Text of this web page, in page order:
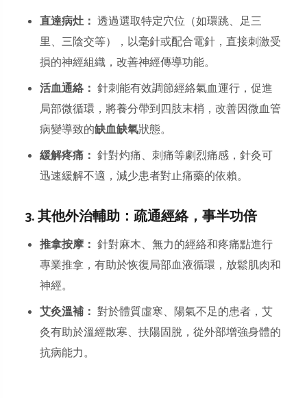
直達病灶： 透過選取特定穴位（如環跳、足三
里、三陰交等），以毫針或配合電針，直接刺激受
損的神經組織，改善神經傳導功能。
活血通絡： 針刺能有效調節經絡氣血運行，促進
局部微循環，將養分帶到四肢末梢，改善因微血管
病變導致的缺血缺氧狀態。
緩解疼痛： 針對灼痛、刺痛等劇烈痛感，針灸可
迅速緩解不適，減少患者對止痛藥的依賴。
3. 其他外治輔助：疏通經絡，事半功倍
推拿按摩： 針對麻木、無力的經絡和疼痛點進行
專業推拿，有助於恢復局部血液循環，放鬆肌肉和
神經。
艾灸溫補： 對於體質虛寒、陽氣不足的患者，艾
灸有助於溫經散寒、扶陽固脫，從外部增強身體的
抗病能力。